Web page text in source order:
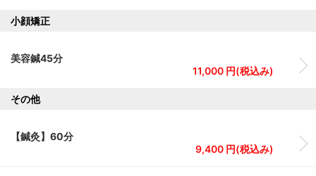
小顔矯正
美容鍼45分
11,000 円(税込み)
その他
【鍼灸】60分
9,400 円(税込み)